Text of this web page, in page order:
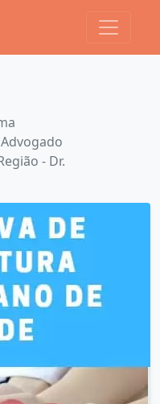
- Dr.